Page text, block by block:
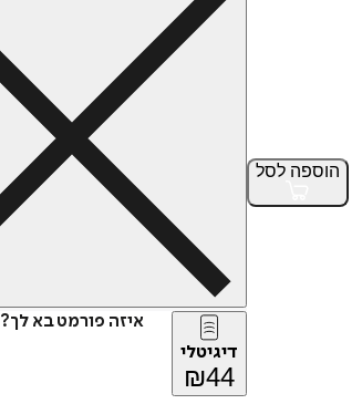
הוספה לסל
איזה פורמט בא לך?
דיגיטלי
₪44